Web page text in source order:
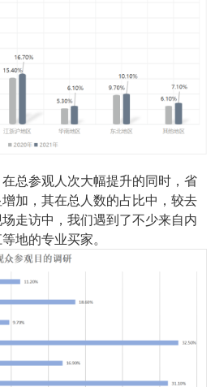
总参观人次大幅提升的同时，省
加，其在总人数的占比中，较去
走访中，我们遇到了不少来自内
地的专业买家。